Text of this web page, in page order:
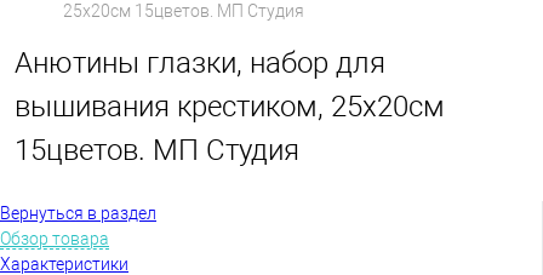
25х20см 15цветов. МП Студия
Анютины глазки, набор для
вышивания крестиком, 25х20см
15цветов. МП Студия
Вернуться в раздел
Обзор товара
Характеристики